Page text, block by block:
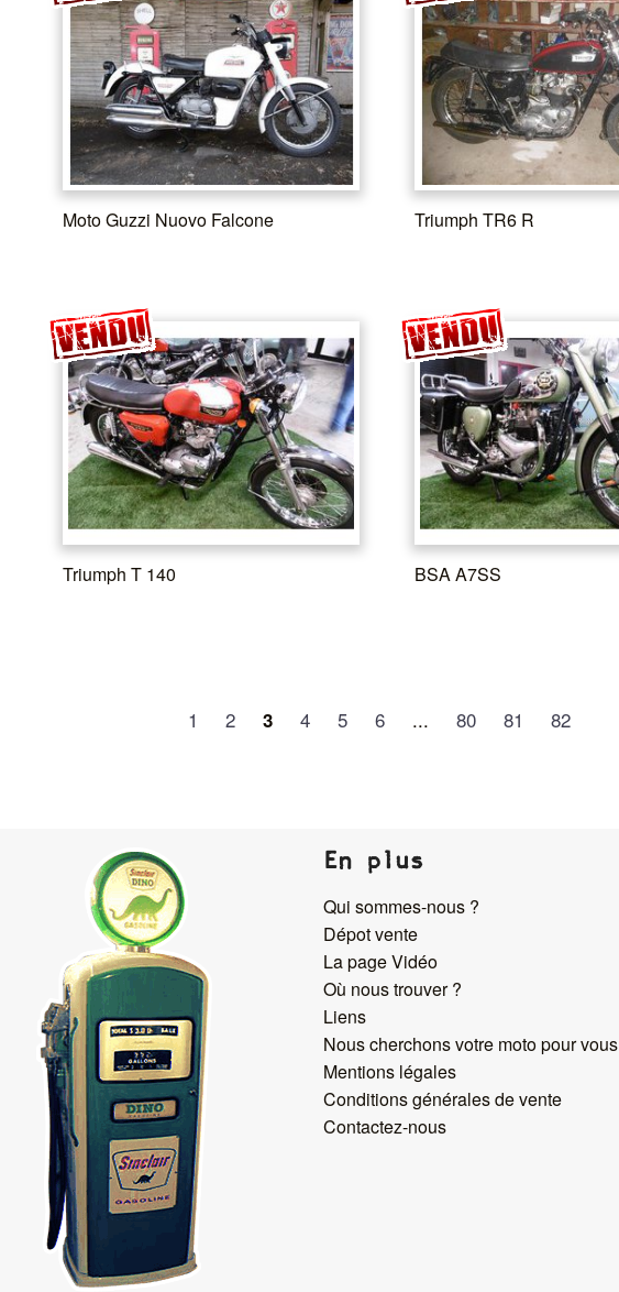
Moto Guzzi Nuovo Falcone Triumph TR6 R
Triumph T 140 BSA A7SS
1 2 3 4 5 6 ... 80 81 82
En plus
Qui sommes-nous ?
Dépot vente
La page Vidéo
Où nous trouver ?
Liens
Nous cherchons votre moto pour vous
Mentions légales
Conditions générales de vente
Contactez-nous